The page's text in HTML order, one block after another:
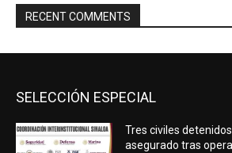
RECENT COMMENTS
SELECCIÓN ESPECIAL
Tres civiles
asegurado tras